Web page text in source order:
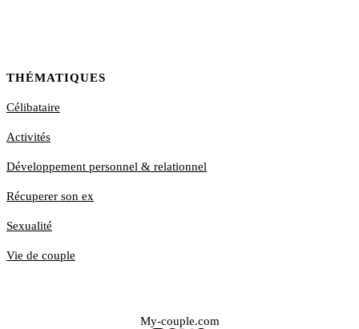
THÉMATIQUES
Célibataire
Activités
Développement personnel & relationnel
Récuperer son ex
Sexualité
Vie de couple
My-couple.com